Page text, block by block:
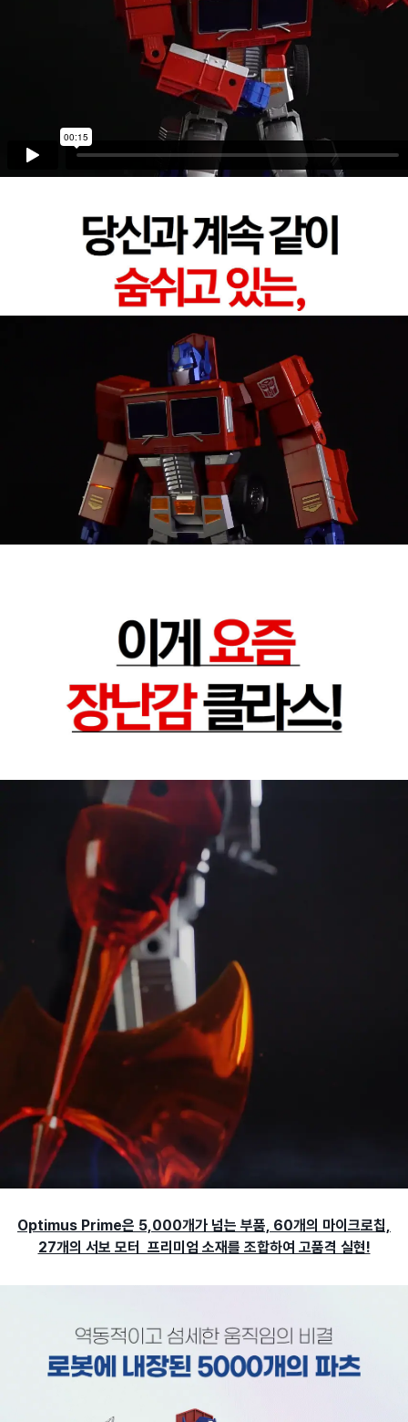
Optimus Prime은 5,000개가 넘는 부품, 60개의 마이크로칩,
27개의 서보 모터 프리미엄 소재를 조합하여 고품격 실현!